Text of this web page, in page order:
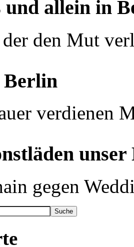
und allein in
den Mut
Berlin
verdienen
gegen